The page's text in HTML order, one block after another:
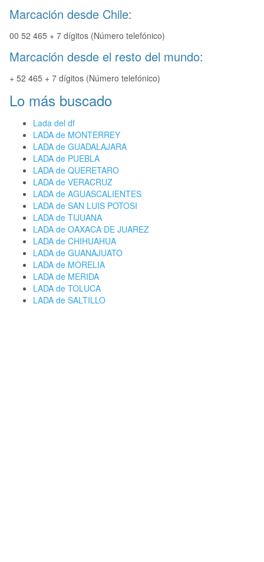
Marcación desde Chile:
00 52 465 + 7 dígitos (Número telefónico)
Marcación desde el resto del mundo:
+ 52 465 + 7 dígitos (Número telefónico)
Lo más buscado
Lada del df
LADA de MONTERREY
LADA de GUADALAJARA
LADA de PUEBLA
LADA de QUERETARO
LADA de VERACRUZ
LADA de AGUASCALIENTES
LADA de SAN LUIS POTOSI
LADA de TIJUANA
LADA de OAXACA DE JUAREZ
LADA de CHIHUAHUA
LADA de GUANAJUATO
LADA de MORELIA
LADA de MERIDA
LADA de TOLUCA
LADA de SALTILLO